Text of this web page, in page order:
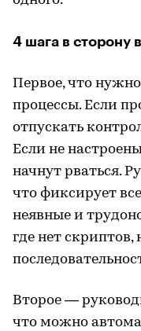
4 шага в сторону
Первое, что
процессы. Если
отпускать
Если не
начнут рваться.
что фиксирует
неявные и
где нет скриптов,
Второе —
что можно